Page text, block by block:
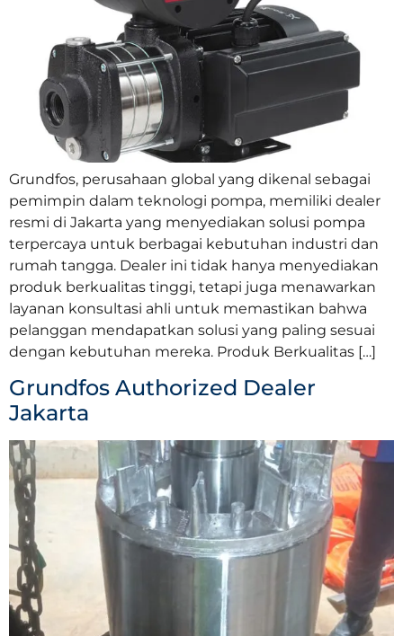
Grundfos, perusahaan global yang dikenal sebagai
pemimpin dalam teknologi pompa, memiliki dealer
resmi di Jakarta yang menyediakan solusi pompa
terpercaya untuk berbagai kebutuhan industri dan
rumah tangga. Dealer ini tidak hanya menyediakan
produk berkualitas tinggi, tetapi juga menawarkan
layanan konsultasi ahli untuk memastikan bahwa
pelanggan mendapatkan solusi yang paling sesuai
dengan kebutuhan mereka. Produk Berkualitas […]
Grundfos Authorized Dealer
Jakarta